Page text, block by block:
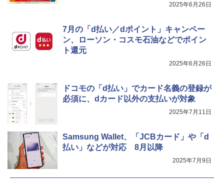
2025年6月26日
7月の「d払い／dポイント」キャンペー
ン、ローソン・コスモ石油などでポイン
ト還元
2025年6月26日
ドコモの「d払い」でカード名義の登録が
必須に、dカード以外の支払いが対象
2025年7月11日
Samsung Wallet、「JCBカード」や「d
払い」などが対応 8月以降
2025年7月9日